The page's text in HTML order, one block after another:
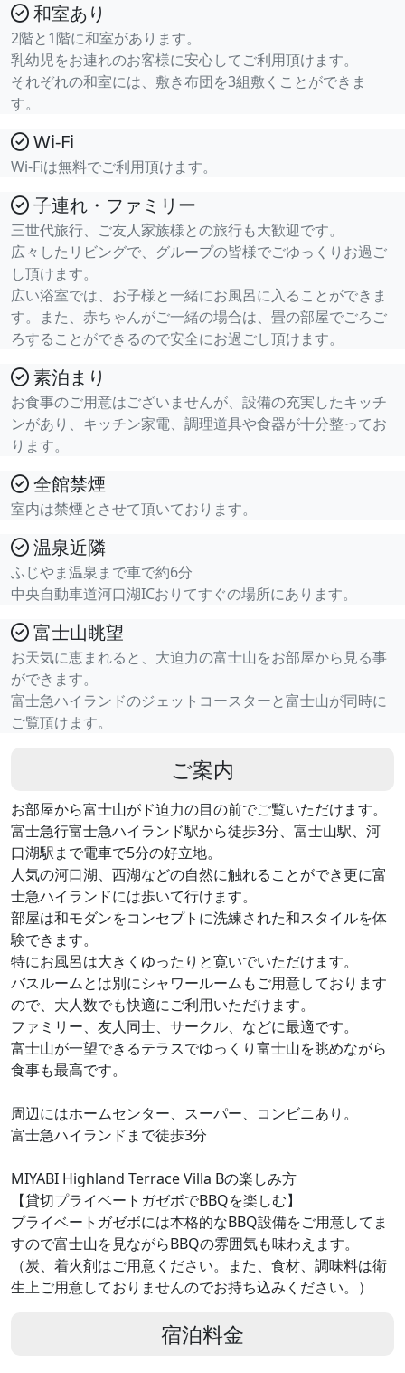
和室あり
2階と1階に和室があります。
乳幼児をお連れのお客様に安心してご利用頂けます。
それぞれの和室には、敷き布団を3組敷くことができま
す。
Wi-Fi
Wi-Fiは無料でご利用頂けます。
子連れ・ファミリー
三世代旅行、ご友人家族様との旅行も大歓迎です。
広々したリビングで、グループの皆様でごゆっくりお過ご
し頂けます。
広い浴室では、お子様と一緒にお風呂に入ることができま
す。また、赤ちゃんがご一緒の場合は、畳の部屋でごろご
ろすることができるので安全にお過ごし頂けます。
素泊まり
お食事のご用意はございませんが、設備の充実したキッチ
ンがあり、キッチン家電、調理道具や食器が十分整ってお
ります。
全館禁煙
室内は禁煙とさせて頂いております。
温泉近隣
ふじやま温泉まで車で約6分
中央自動車道河口湖ICおりてすぐの場所にあります。
富士山眺望
お天気に恵まれると、大迫力の富士山をお部屋から見る事
ができます。
富士急ハイランドのジェットコースターと富士山が同時に
ご覧頂けます。
ご案内
お部屋から富士山がド迫力の目の前でご覧いただけます。
富士急行富士急ハイランド駅から徒歩3分、富士山駅、河
口湖駅まで電車で5分の好立地。
人気の河口湖、西湖などの自然に触れることができ更に富
士急ハイランドには歩いて行けます。
部屋は和モダンをコンセプトに洗練された和スタイルを体
験できます。
特にお風呂は大きくゆったりと寛いでいただけます。
バスルームとは別にシャワールームもご用意しております
ので、大人数でも快適にご利用いただけます。
ファミリー、友人同士、サークル、などに最適です。
富士山が一望できるテラスでゆっくり富士山を眺めながら
食事も最高です。
周辺にはホームセンター、スーパー、コンビニあり。
富士急ハイランドまで徒歩3分
MIYABI Highland Terrace Villa Bの楽しみ方
【貸切プライベートガゼボでBBQを楽しむ】
プライベートガゼボには本格的なBBQ設備をご用意してま
すので富士山を見ながらBBQの雰囲気も味わえます。
（炭、着火剤はご用意ください。また、食材、調味料は衛
生上ご用意しておりませんのでお持ち込みください。）
宿泊料金